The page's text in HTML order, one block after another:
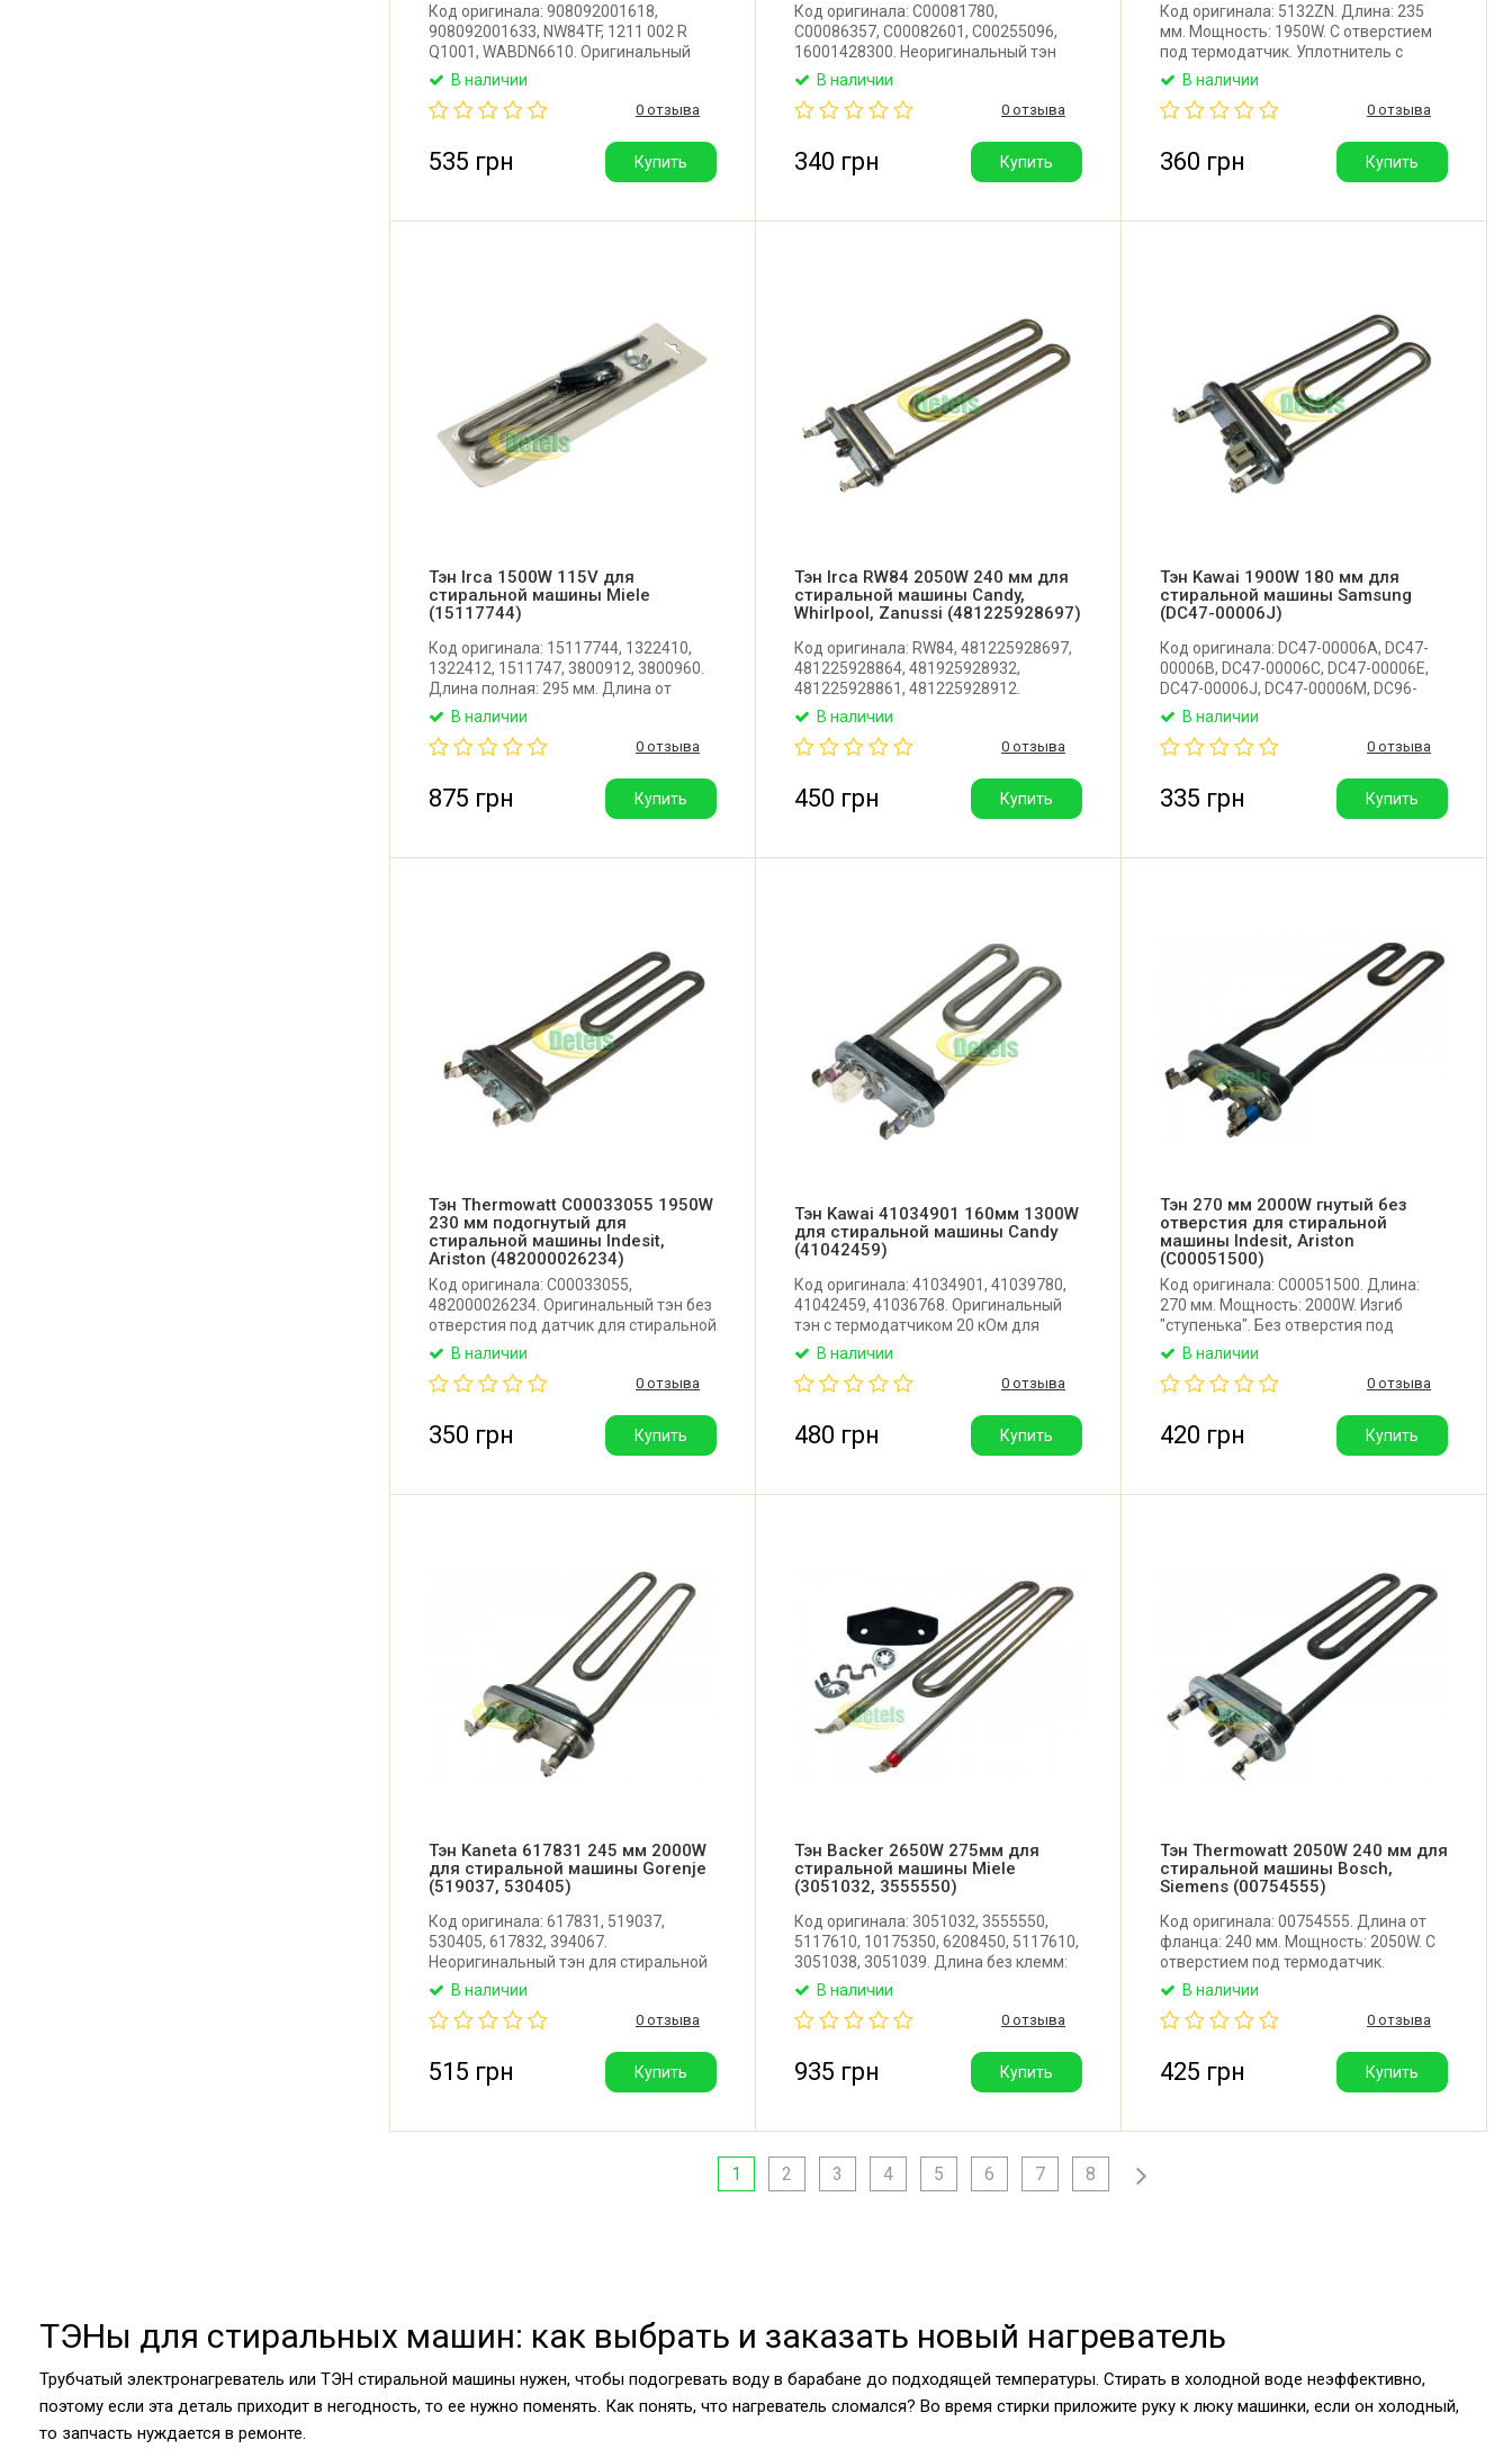
Код оригинала: 908092001618,
908092001633, NW84TF, 1211 002 R
Q1001, WABDN6610. Оригинальный
тэн в сборе с термодатчиком для
стиральной машины Атлант. Длина:
275 мм. Мощность: 2000W.
В наличии
0 отзыва
535 грн Купить
Код оригинала: C00081780,
C00086357, C00082601, C00255096,
16001428300. Неоригинальный тэн
для стиральной машины Indesit,
Ariston. Длина: 190 мм. Мощность:
1800W. Производитель: Irca (Италия).
В наличии
0 отзыва
340 грн Купить
Код оригинала: 5132ZN. Длина: 235
мм. Мощность: 1950W. С отверстием
под термодатчик. Уплотнитель с
бортиком. Производитель: Irca
(Италия).
В наличии
0 отзыва
360 грн Купить
Тэн Irca 1500W 115V для
стиральной машины Miele
(15117744)
Код оригинала: 15117744, 1322410,
1322412, 1511747, 3800912, 3800960.
Длина полная: 295 мм. Длина от
изолятора: 280 мм. Рабочее
напряжение: 115V. Мощность: 1500W.
В комплекте фиксаторы и
отверстия под датчик.
Производитель: Irca (Италия).
В наличии
0 отзыва
875 грн Купить
Тэн Irca RW84 2050W 240 мм для
стиральной машины Candy,
Whirlpool, Zanussi (481225928697)
Код оригинала: RW84, 481225928697,
481225928864, 481925928932,
481225928861, 481225928912.
Оригинальный тэн без отверстия под
датчик для стиральной машины
Bauknecht, Candy, Electrolux, Whirlpool,
2050W. Производитель: Irca (Италия).
В наличии
0 отзыва
450 грн Купить
Тэн Kawai 1900W 180 мм для
стиральной машины Samsung
(DC47-00006J)
Код оригинала: DC47-00006A, DC47-
00006B, DC47-00006C, DC47-00006E,
DC47-00006J, DC47-00006M, DC96-
01445B. Оригинальный тэн без
керамического покрытия с
термодатчиком 12 кОм для
180 мм. Мощность: 1900W.
Производитель: Kawai (Китай).
В наличии
0 отзыва
335 грн Купить
Тэн Thermowatt C00033055 1950W
230 мм подогнутый для
стиральной машины Indesit,
Ariston (482000026234)
Код оригинала: C00033055,
482000026234. Оригинальный тэн без
отверстия под датчик для стиральной
машины Indesit, Ariston, Whirlpool.
Длина: 230 мм. Мощность: 1950W.
Имеет небольшой изгиб. Уплотнитель
Thermowatt (Италия).
В наличии
0 отзыва
350 грн Купить
Тэн Kawai 41034901 160мм 1300W
для стиральной машины Candy
(41042459)
Код оригинала: 41034901, 41039780,
41042459, 41036768. Оригинальный
тэн с термодатчиком 20 кОм для
стиральной машины Candy, Hoover.
Длина: 160 мм. Мощность: 1300W.
Уплотнитель с бортиком.
В наличии
0 отзыва
480 грн Купить
Тэн 270 мм 2000W гнутый без
отверстия для стиральной
машины Indesit, Ariston
(C00051500)
Код оригинала: C00051500. Длина:
270 мм. Мощность: 2000W. Изгиб
"ступенька". Без отверстия под
датчик. Производитель: Thermowatt
(Италия).
В наличии
0 отзыва
420 грн Купить
Тэн Kaneta 617831 245 мм 2000W
для стиральной машины Gorenje
(519037, 530405)
Код оригинала: 617831, 519037,
530405, 617832, 394067.
Неоригинальный тэн для стиральной
машины Gorenje. Длина: 245 мм.
Мощность: 2000W. Изгиб у основания.
Без отверстия под термодатчик.
В наличии
0 отзыва
515 грн Купить
Тэн Backer 2650W 275мм для
стиральной машины Miele
(3051032, 3555550)
Код оригинала: 3051032, 3555550,
5117610, 10175350, 6208450, 5117610,
3051038, 3051039. Длина без клемм:
275 мм. Полная длина: 295 мм.
Мощность: 2650W. В комплекте
фиксаторы и уплотнитель № 5986221
Производитель: Backer (Польша).
В наличии
0 отзыва
935 грн Купить
Тэн Thermowatt 2050W 240 мм для
стиральной машины Bosch,
Siemens (00754555)
Код оригинала: 00754555. Длина от
фланца: 240 мм. Мощность: 2050W. С
отверстием под термодатчик.
Производитель: Thermowatt (Италия).
В наличии
0 отзыва
425 грн Купить
1 2 3 4 5 6 7 8
ТЭНы для стиральных машин: как выбрать и заказать новый нагреватель
Трубчатый электронагреватель или ТЭН стиральной машины нужен, чтобы подогревать воду в барабане до подходящей температуры. Стирать в холодной воде неэффективно,
поэтому если эта деталь приходит в негодность, то ее нужно поменять. Как понять, что нагреватель сломался? Во время стирки приложите руку к люку машинки, если он холодный,
то запчасть нуждается в ремонте.